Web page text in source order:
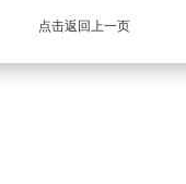
点击返回上一页